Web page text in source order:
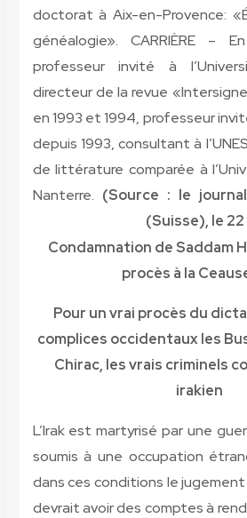
doctorat à Aix-en-Provence:
généalogie». CARRIÈRE –
professeur invité à
directeur de la revue
en 1993 et 1994, professeur
depuis 1993, consultant à
de littérature comparée à
Nanterre. (Source : le
(Suisse), le
Condamnation de Saddam
procès à la
Pour un vrai procès du
complices occidentaux les
Chirac, les vrais criminels
irakien
L’Irak est martyrisé par une
soumis à une occupation
dans ces conditions le
devrait avoir des comptes à